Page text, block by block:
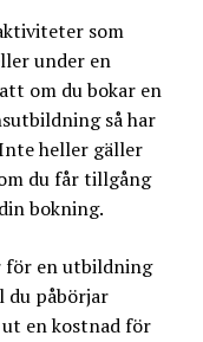
som
under en
om du bokar en
så har
heller gäller
du får tillgång
bokning.
för en utbildning
du påbörjar
en kostnad för